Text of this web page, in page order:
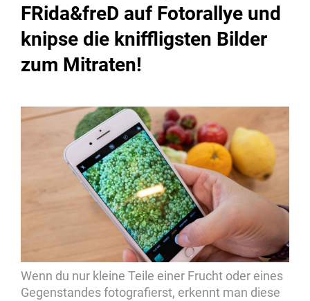
FRida&freD auf Fotorallye und
knipse die kniffligsten Bilder
zum Mitraten!
Wenn du nur kleine Teile einer Frucht oder eines
Gegenstandes fotografierst, erkennt man diese